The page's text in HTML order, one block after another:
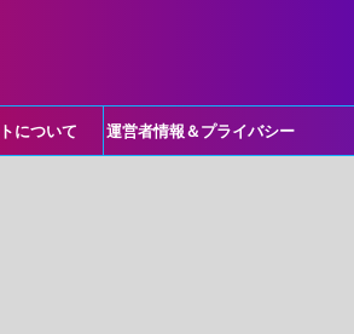
について 運営者情報＆プライバシー